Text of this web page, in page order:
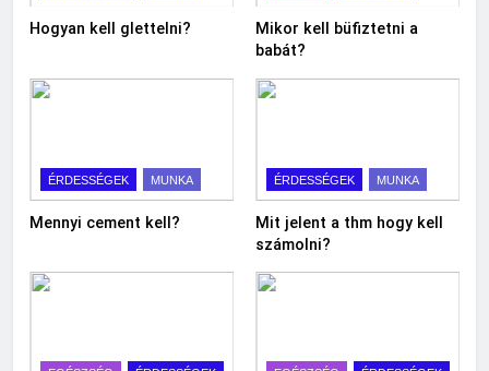
Hogyan kell glettelni?
Mikor kell büfiztetni a
babát?
ÉRDESSÉGEK MUNKA
Mennyi cement kell?
ÉRDESSÉGEK MUNKA
Mit jelent a thm hogy kell
számolni?